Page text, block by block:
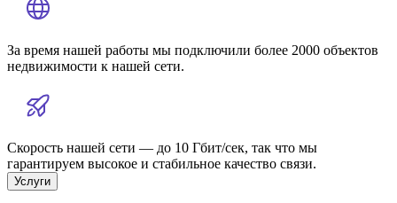
За время нашей работы мы подключили более 2000 объектов
недвижимости к нашей сети.
Скорость нашей сети — до 10 Гбит/сек, так что мы
гарантируем высокое и стабильное качество связи.
Услуги